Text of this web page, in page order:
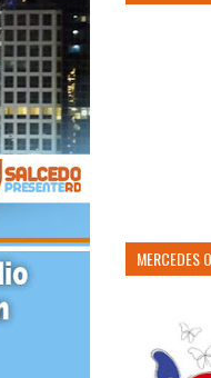
MERCEDES